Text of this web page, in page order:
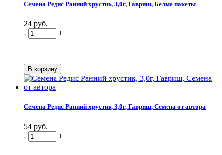
Семена Редис Ранний хрустик, 3,0г, Гавриш, Белые пакеты
24 руб.
-
+
Семена Редис Ранний хрустик, 3,0г, Гавриш, Семена от автора
54 руб.
-
+